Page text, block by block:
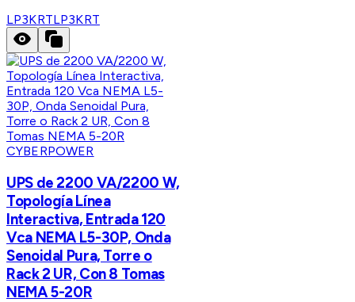
LP3KRTLP3KRT
CYBERPOWER
UPS de 2200 VA/2200 W,
Topología Línea
Interactiva, Entrada 120
Vca NEMA L5-30P, Onda
Senoidal Pura, Torre o
Rack 2 UR, Con 8 Tomas
NEMA 5-20R